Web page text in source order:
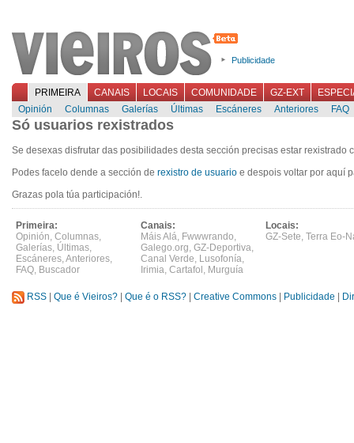
Publicidade
PRIMEIRA CANAIS LOCAIS COMUNIDADE GZ-EXT
Opinión
Columnas Galerías Últimas Escáneres Anteriores FAQ
Só usuarios rexistrados
Se desexas disfrutar das posibilidades desta sección precisas estar rexistrado
Podes facelo dende a sección de rexistro de usuario e despois voltar por aquí
Grazas pola túa participación!.
Primeira:
Opinión, Columnas,
Galerías, Últimas,
Escáneres,Anteriores,
FAQ, Buscador
Canais:
Máis Alá, Fwwwrando,
Galego.org, GZ-Deportiva,
Canal Verde, Lusofonía,
Irimia, Cartafol , Murguía
Locais:
GZ-Sete, Terra Eo-
RSS Que é Vieiros? Que é o RSS? Creative Commons Publicidade